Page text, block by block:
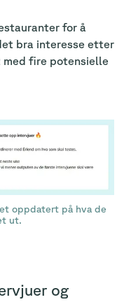
for å
bra interesse etter
med fire potensielle
oppdatert på hva de
ut.
og